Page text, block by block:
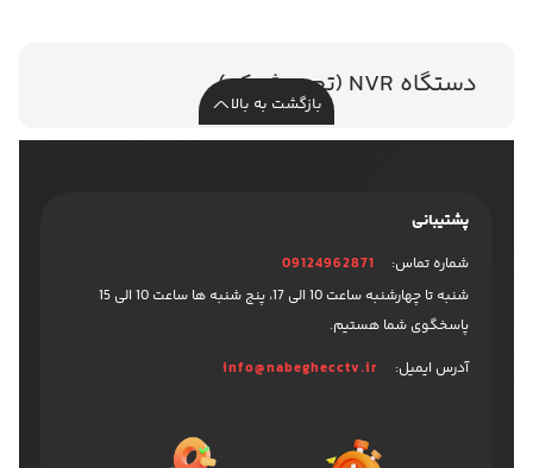
دستگاه NVR (تحت شبکه)
بازگشت به بالا
پشتیبانی
شماره تماس:
09124962871
شنبه تا چهارشنبه ساعت 10 الی 17، پنج شنبه ها ساعت 10 الی 15
پاسخگوی شما هستیم.
آدرس ایمیل:
info@nabeghecctv.ir